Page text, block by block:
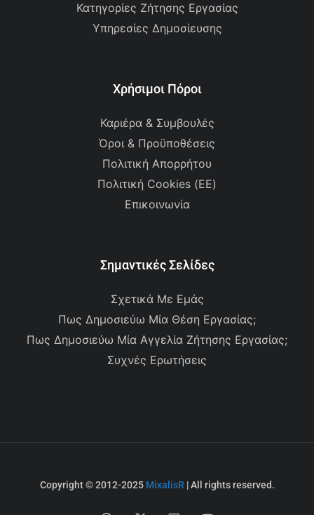
Κατηγορίες Ζήτησης Εργασίας
Υπηρεσίες Δημοσίευσης
Χρήσιμοι Πόροι
Καριέρα & Συμβουλές
Όροι & Προϋποθέσεις
Πολιτική Απορρήτου
Πολιτική Cookies (ΕΕ)
Επικοινωνία
Σημαντικές Σελίδες
Σχετικά Με Εμάς
Πως Δημοσιεύω Μία Θέση Εργασίας;
Πως Δημοσιεύω Μία Αγγελία Ζήτησης Εργασίας;
Συχνές Ερωτήσεις
Copyright © 2012-2025 MixalisR | All rights reserved.